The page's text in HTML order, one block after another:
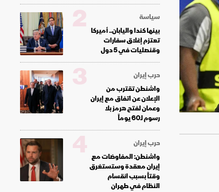
سياسة
بينها كندا واليابان.. أميركا
تعتزم إغلاق سفارات
وقنصليات في 5 دول
2
حرب إيران
واشنطن تقترب من
الإعلان عن اتفاق مع إيران
وعمان لفتح هرمز بلا
رسوم لـ60 يوماً
3
حرب إيران
واشنطن: المفاوضات مع
إيران معقدة وستستغرق
وقتاً بسبب انقسام
النظام في طهران
4